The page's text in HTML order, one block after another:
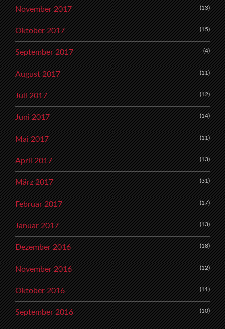
November 2017 (13)
Oktober 2017 (15)
September 2017 (4)
August 2017 (11)
Juli 2017 (12)
Juni 2017 (14)
Mai 2017 (11)
April 2017 (13)
März 2017 (31)
Februar 2017 (17)
Januar 2017 (13)
Dezember 2016 (18)
November 2016 (12)
Oktober 2016 (11)
September 2016 (10)